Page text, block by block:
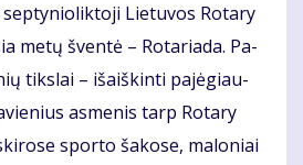
Lie­tu­vos Ro­ta­ry
me­tų šven­tė – Ro­ta­ria­da. Pa­
tiks­lai – iš­aiš­kin­ti pa­jė­giau­
as­me­nis tarp Ro­ta­ry
spor­to ša­ko­se, ma­lo­niai